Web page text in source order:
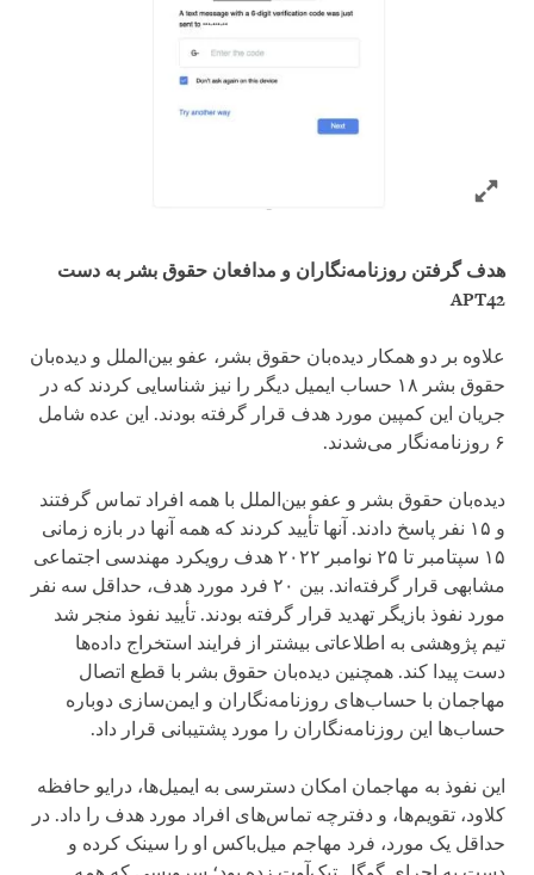
Click to expand Image
هدف گرفتن روزنامه‌نگاران و مدافعان حقوق بشر به دست
APT42
علاوه بر دو همکار دیده‌بان حقوق بشر، عفو بین‌الملل و دیده‌بان
حقوق بشر ۱۸ حساب ایمیل دیگر را نیز شناسایی کردند که در
جریان این کمپین مورد هدف قرار گرفته بودند. این عده شامل
۶ روزنامه‌نگار می‌شدند.
دیده‌بان حقوق بشر و عفو بین‌الملل با همه افراد تماس گرفتند
و ۱۵ نفر پاسخ دادند. آنها تأیید کردند که همه آنها در بازه زمانی
۱۵ سپتامبر تا ۲۵ نوامبر ۲۰۲۲ هدف رویکرد مهندسی اجتماعی
مشابهی قرار گرفته‌اند. بین ۲۰ فرد مورد هدف، حداقل سه نفر
مورد نفوذ بازیگر تهدید قرار گرفته بودند. تأیید نفوذ منجر شد
تیم پژوهشی به اطلاعاتی بیشتر از فرایند استخراج داده‌ها
دست پیدا کند. همچنین دیده‌بان حقوق بشر با قطع اتصال
مهاجمان با حساب‌های روزنامه‌نگاران و ایمن‌سازی دوباره
حساب‌ها این روزنامه‌نگاران را مورد پشتیبانی قرار داد.
این نفوذ به مهاجمان امکان دسترسی به ایمیل‌ها، درایو حافظه
کلاود، تقویم‌ها، و دفترچه تماس‌های افراد مورد هدف را داد. در
حداقل یک مورد، فرد مهاجم میل‌باکس او را سینک کرده و